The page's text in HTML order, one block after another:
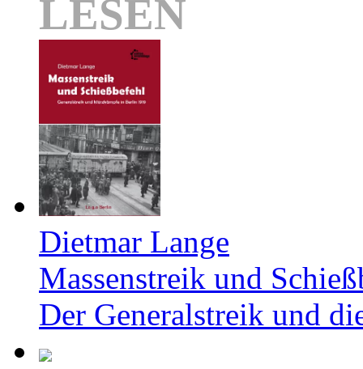
LESEN
Dietmar Lange
Massenstreik und
Der Generalstreik und